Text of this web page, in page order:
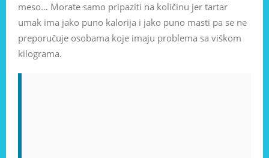
meso… Morate samo pripaziti na količinu jer tartar
umak ima jako puno kalorija i jako puno masti pa se ne
preporučuje osobama koje imaju problema sa viškom
kilograma.